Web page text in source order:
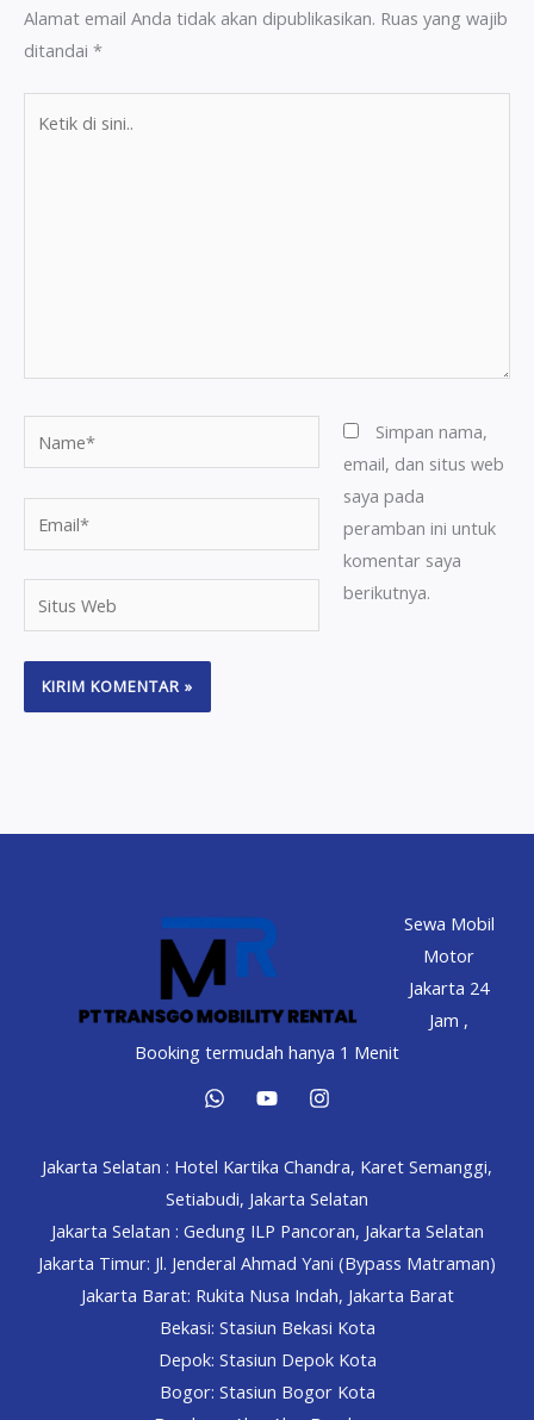
Alamat email Anda tidak akan dipublikasikan. Ruas yang wajib
ditandai *
Web
Simpan nama,
email, dan situs web
saya pada
peramban ini untuk
komentar saya
berikutnya.
Sewa Mobil
Motor
Jakarta 24
Jam ,
Booking termudah hanya 1 Menit
Jakarta Selatan : Hotel Kartika Chandra, Karet Semanggi,
Setiabudi, Jakarta Selatan
Jakarta Selatan : Gedung ILP Pancoran, Jakarta Selatan
Jakarta Timur: Jl. Jenderal Ahmad Yani (Bypass Matraman)
Jakarta Barat: Rukita Nusa Indah, Jakarta Barat
Bekasi: Stasiun Bekasi Kota
Depok: Stasiun Depok Kota
Bogor: Stasiun Bogor Kota